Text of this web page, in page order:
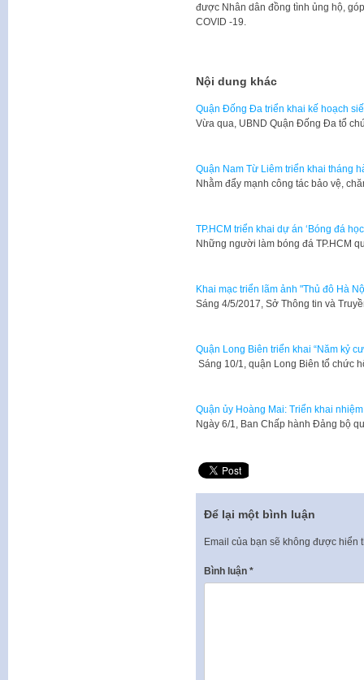
được Nhân dân đồng tình ủng hộ,
COVID -19.
Nội dung khác
Quận Đống Đa triển khai kế hoạch
Vừa qua, UBND Quận Đống Đa tổ
Quận Nam Từ Liêm triển khai tháng
Nhằm đẩy mạnh công tác bảo vệ,
TP.HCM triển khai dự án ‘Bóng đá
Những người làm bóng đá TP.HCM
Khai mạc triển lãm ảnh "Thủ đô Hà
Sáng 4/5/2017, Sở Thông tin và
Quận Long Biên triển khai “Năm kỷ
Sáng 10/1, quận Long Biên tổ chức
Quận ủy Hoàng Mai: Triển khai
Ngày 6/1, Ban Chấp hành Đảng bộ
Để lại một bình luận
Email của bạn sẽ không được hiển
Bình luận *